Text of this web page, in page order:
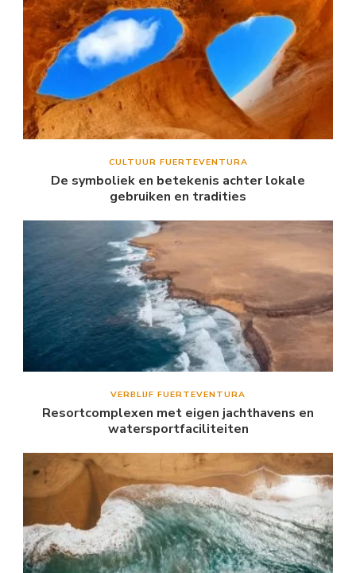
CULTUUR FUERTEVENTURA
De symboliek en betekenis achter lokale
gebruiken en tradities
VERBLIJF FUERTEVENTURA
Resortcomplexen met eigen jachthavens en
watersportfaciliteiten